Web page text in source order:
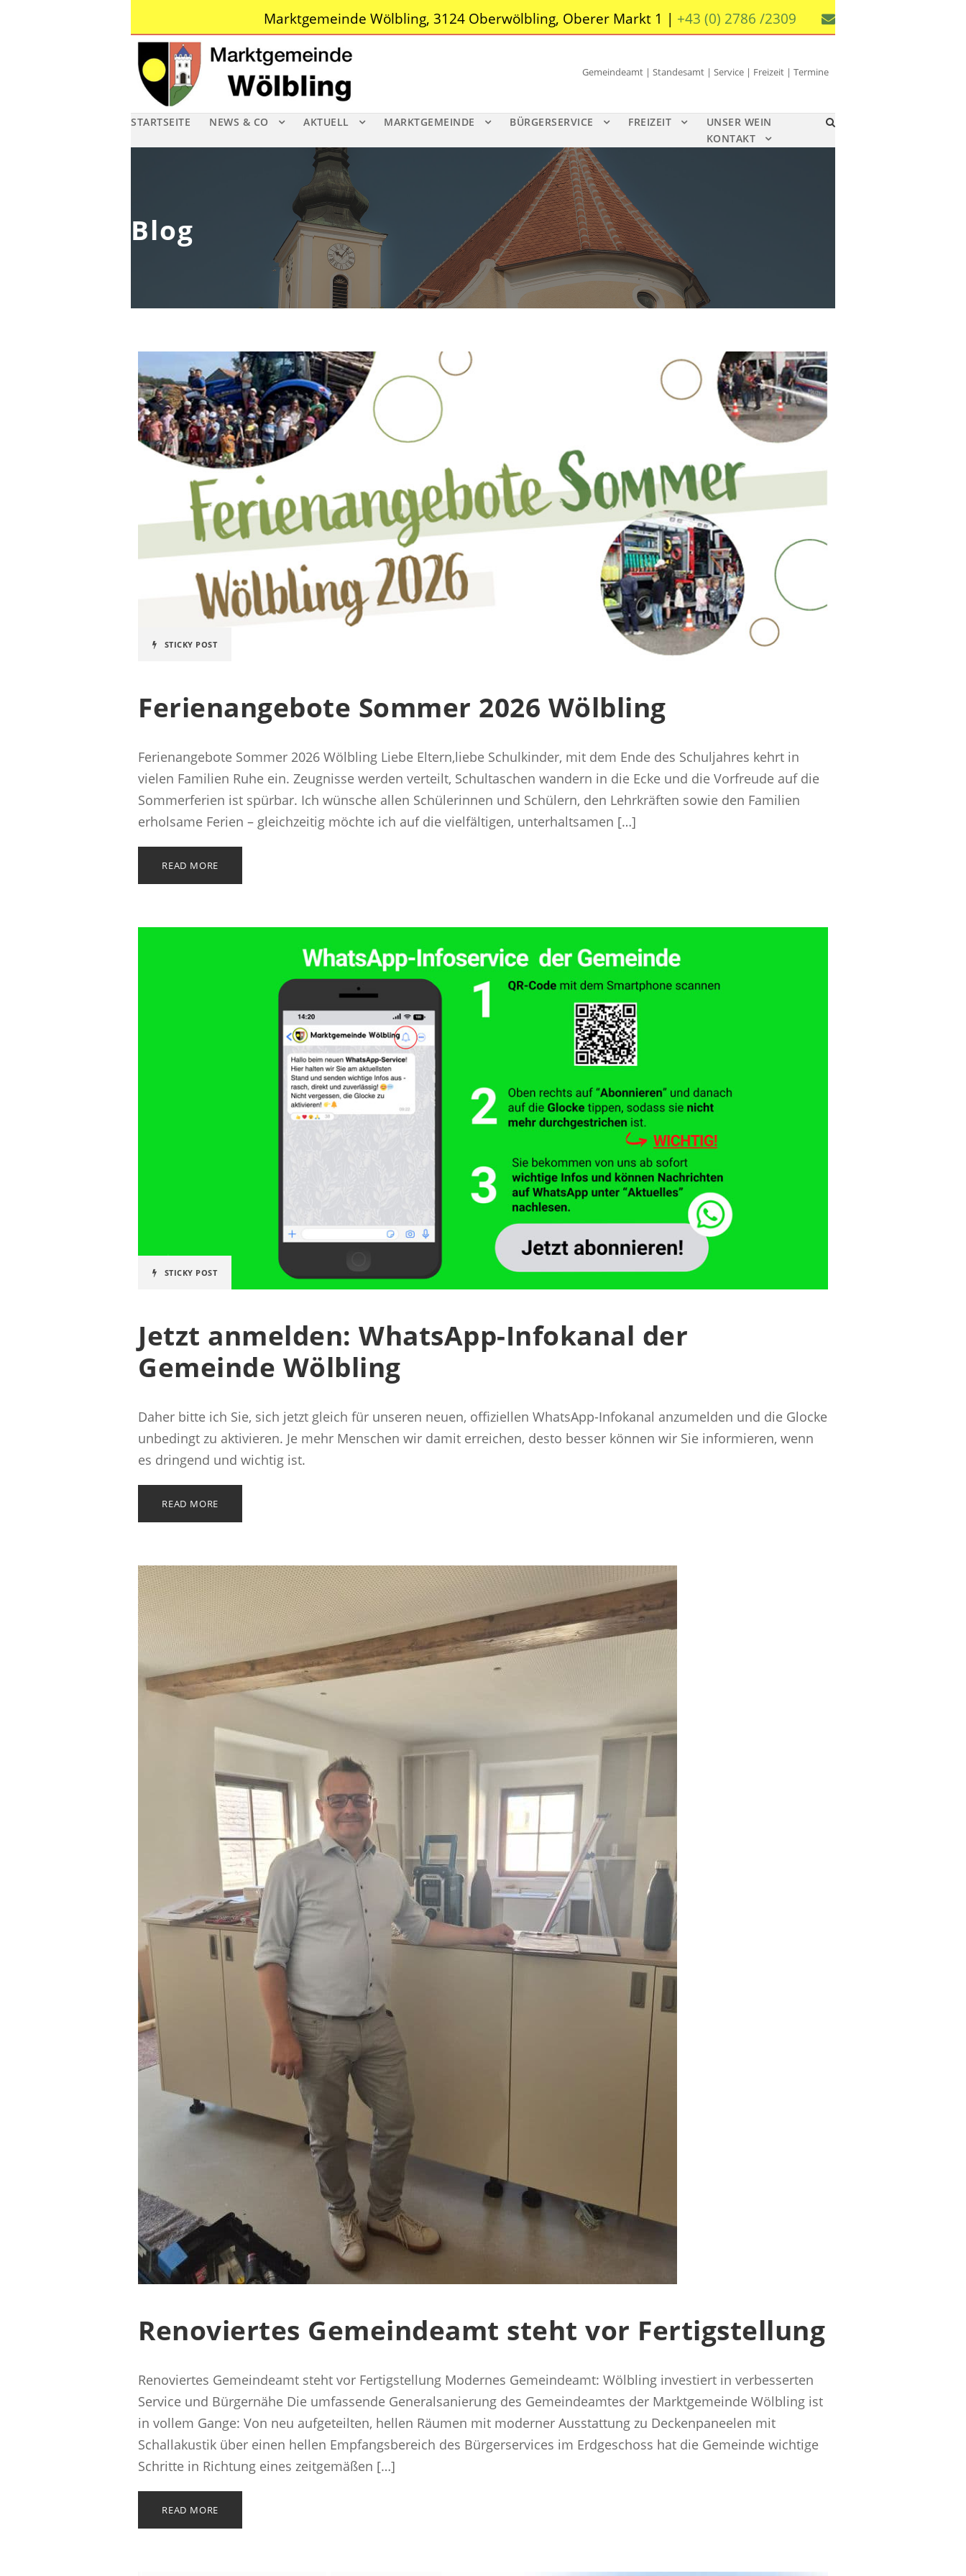
Marktgemeinde Wölbling, 3124 Oberwölbling, Oberer Markt 1 | +43 (0) 2786 /2309
Gemeindeamt | Standesamt | Service | Freizeit | Termine
STARTSEITE NEWS & CO AKTUELL MARKTGEMEINDE BÜRGERSERVICE FREIZEIT
UNSER WEIN
KONTAKT
Blog
STICKY POST
Ferienangebote Sommer 2026 Wölbling
Ferienangebote Sommer 2026 Wölbling Liebe Eltern,liebe Schulkinder, mit dem Ende des Schuljahres kehrt in
vielen Familien Ruhe ein. Zeugnisse werden verteilt, Schultaschen wandern in die Ecke und die Vorfreude auf die
Sommerferien ist spürbar. Ich wünsche allen Schülerinnen und Schülern, den Lehrkräften sowie den Familien
erholsame Ferien – gleichzeitig möchte ich auf die vielfältigen, unterhaltsamen […]
READ MORE
STICKY POST
Jetzt anmelden: WhatsApp-Infokanal der
Gemeinde Wölbling
Daher bitte ich Sie, sich jetzt gleich für unseren neuen, offiziellen WhatsApp-Infokanal anzumelden und die Glocke
unbedingt zu aktivieren. Je mehr Menschen wir damit erreichen, desto besser können wir Sie informieren, wenn
es dringend und wichtig ist.
READ MORE
Renoviertes Gemeindeamt steht vor Fertigstellung
Renoviertes Gemeindeamt steht vor Fertigstellung Modernes Gemeindeamt: Wölbling investiert in verbesserten
Service und Bürgernähe Die umfassende Generalsanierung des Gemeindeamtes der Marktgemeinde Wölbling ist
in vollem Gange: Von neu aufgeteilten, hellen Räumen mit moderner Ausstattung zu Deckenpaneelen mit
Schallakustik über einen hellen Empfangsbereich des Bürgerservices im Erdgeschoss hat die Gemeinde wichtige
Schritte in Richtung eines zeitgemäßen […]
READ MORE